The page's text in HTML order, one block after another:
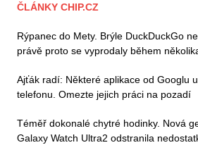
ČLÁNKY CHIP.CZ
Rýpanec do Mety. Brýle DuckDuckGo
právě proto se vyprodaly během
Ajťák radí: Některé aplikace od Googlu
telefonu. Omezte jejich práci na pozadí
Téměř dokonalé chytré hodinky. Nová
Galaxy Watch Ultra2 odstranila